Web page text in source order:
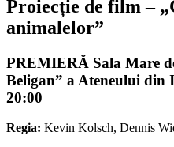
Proiecție de film –
animalelor”
PREMIERĂ Sala Mare
Beligan” a Ateneului din
20:00
Regia: Kevin Kolsch, Dennis